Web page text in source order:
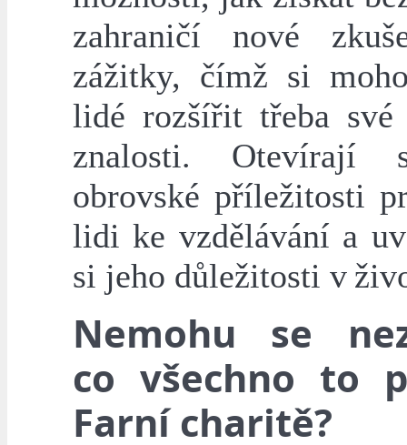
zahraničí nové
zážitky, čímž si
lidé rozšířit třeba své
znalosti. Otevírají
obrovské příležitosti
lidi ke vzdělávání a
si jeho důležitosti v
Nemohu se
co všechno to
Farní charitě?